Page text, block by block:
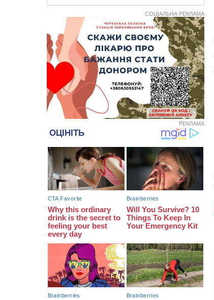
призвела до перебоїв у роботі
електромереж та комунальних
служб
14:02
На Черкащині намолотили перший
мільйон тонн зерна нового врожаю
13:40 На Кам’янщині сталася масштабна
пожежа сміттєзвалища
13:26 На Черкащині сьогодні очікують
грози, зливи, град та шквали до 22
м/с
Внаслідок падіння вертольота
загинув 28-річний захисник зі
12:15 У центрі Черкас не поділили
дорогу водії двох ВАЗів
11:29 У Черкасах до середини серпня
вулицях
СОЦІАЛЬНА РЕКЛАМА
РЕКЛАМА